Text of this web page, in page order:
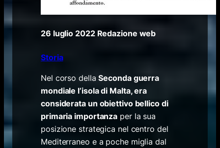
26 luglio 2022 Redazione web
Storia
Nel corso dellaSeconda guerra
mondiale l’isola di Malta, era
considerata un obiettivo bellico di
primaria importanza per la sua
posizione strategica nel centro del
Mediterraneo e a poche miglia dal